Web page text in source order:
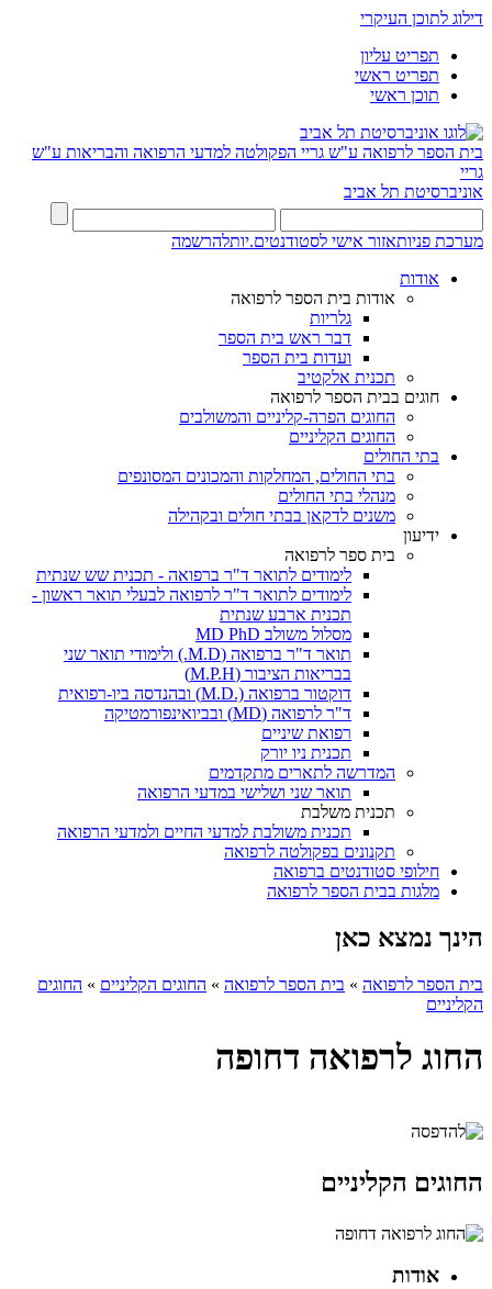
דילוג לתוכן העיקרי
תפריט עליון
תפריט ראשי
תוכן ראשי
בית הספר לרפואה ע"ש גריי הפקולטה למדעי הרפואה והבריאות ע"ש
גריי
אוניברסיטת תל אביב
מערכת פניותאזור אישי לסטודנטים.יותלהרשמה
אודות
אודות בית הספר לרפואה
גלריות
דבר ראש בית הספר
ועדות בית הספר
תכנית אלקטיב
חוגים בבית הספר לרפואה
החוגים הפרה-קליניים והמשולבים
החוגים הקליניים
בתי החולים
בתי החולים, המחלקות והמכונים המסונפים
מנהלי בתי החולים
משנים לדקאן בבתי חולים ובקהילה
ידיעון
בית ספר לרפואה
לימודים לתואר ד"ר ברפואה - תכנית שש שנתית
לימודים לתואר ד"ר לרפואה לבעלי תואר ראשון -
תכנית ארבע שנתית
מסלול משולב MD PhD
תואר ד"ר ברפואה (M.D.) ולימודי תואר שני
בבריאות הציבור (M.P.H)
דוקטור ברפואה (.M.D) ובהנדסה ביו-רפואית
ד"ר לרפואה (MD) ובביואינפורמטיקה
רפואת שיניים
תכנית ניו יורק
המדרשה לתארים מתקדמים
תואר שני ושלישי במדעי הרפואה
תכנית משלבת
תכנית משולבת למדעי החיים ולמדעי הרפואה
תקנונים בפקולטה לרפואה
חילופי סטודנטים ברפואה
מלגות בבית הספר לרפואה
הינך נמצא כאן
בית הספר לרפואה » בית הספר לרפואה » החוגים הקליניים » החוגים
הקליניים
החוג לרפואה דחופה
החוגים הקליניים
אודות